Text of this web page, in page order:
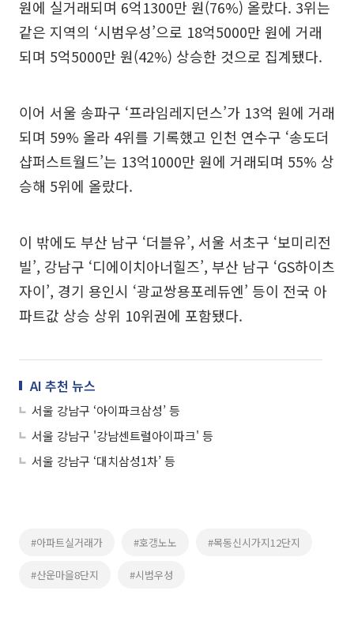
원에 실거래되며 6억1300만 원(76%) 올랐다. 3위는
같은 지역의 ‘시범우성’으로 18억5000만 원에 거래
되며 5억5000만 원(42%) 상승한 것으로 집계됐다.
이어 서울 송파구 ‘프라임레지던스’가 13억 원에 거래
되며 59% 올라 4위를 기록했고 인천 연수구 ‘송도더
샵퍼스트월드’는 13억1000만 원에 거래되며 55% 상
승해 5위에 올랐다.
이 밖에도 부산 남구 ‘더블유’, 서울 서초구 ‘보미리전
빌’, 강남구 ‘디에이치아너힐즈’, 부산 남구 ‘GS하이츠
자이’, 경기 용인시 ‘광교쌍용포레듀엔’ 등이 전국 아
파트값 상승 상위 10위권에 포함됐다.
AI 추천 뉴스
서울 강남구 ‘아이파크삼성’ 등
서울 강남구 '강남센트럴아이파크' 등
서울 강남구 ‘대치삼성1차’ 등
#아파트실거래가 #호갱노노 #목동신시가지12단지
#산운마을8단지 #시범우성